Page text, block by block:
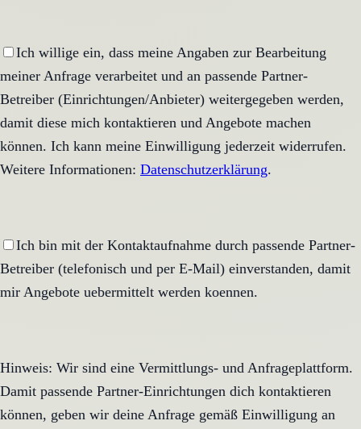
Ich willige ein, dass meine Angaben zur Bearbeitung
meiner Anfrage verarbeitet und an passende Partner-
Betreiber (Einrichtungen/Anbieter) weitergegeben werden,
damit diese mich kontaktieren und Angebote machen
können. Ich kann meine Einwilligung jederzeit widerrufen.
Weitere Informationen: Datenschutzerklärung.
Ich bin mit der Kontaktaufnahme durch passende Partner-
Betreiber (telefonisch und per E-Mail) einverstanden, damit
mir Angebote uebermittelt werden koennen.
Hinweis: Wir sind eine Vermittlungs- und Anfrageplattform.
Damit passende Partner-Einrichtungen dich kontaktieren
können, geben wir deine Anfrage gemäß Einwilligung an